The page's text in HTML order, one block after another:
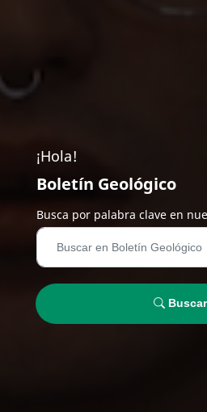
¡Hola!
Boletín Geológico
Busca por palabra clave en
Buscar